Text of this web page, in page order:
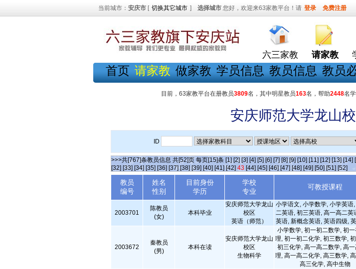
当前城市： 安庆市 [ 切换其它城市 ] 选择城市 您好，欢迎来63家教平台！请 登录 免费注册
六三家教 请家教
首页 请家教 做家教 学员信息 教员信息 教员
目前，63家教平台在册教员3809名，其中明星教员163名，帮助2448名
安庆师范大学龙山
ID
>>>共[767]条教员信息 共[52]页 每页[15]条 [1] [2] [3] [4] [5] [6] [7] [8] [9] [10] [11] [12] [13] [14]
[32] [33] [34] [35] [36] [37] [38] [39] [40] [41] [42] 43 [44] [45] [46] [47] [48] [49] [50] [51] [52]
教员
编号
姓名
性别
目前身份
学历
学校
专业
可教授课程
2003701
陈教员
(女)
本科毕业
安庆师范大学龙山
校区
英语（师范）
小学语文, 小学数学, 小学英语
二英语, 初三英语, 高一高二英
英语, 新概念英语, 英语四级,
2003672
秦教员
(男)
本科在读
安庆师范大学龙山
校区
生物科学
小学数学, 初一初二数学, 初
理, 初一初二化学, 初三数学,
初三化学, 高一高二数学, 高
理, 高一高二化学, 高三数学,
高三化学, 高中生物